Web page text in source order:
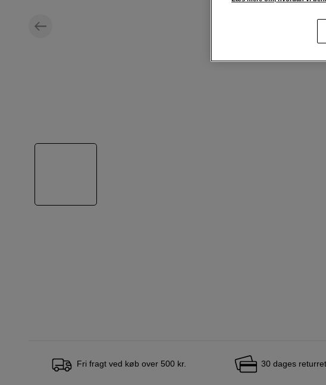
Fri fragt ved køb over 500 kr. 30 dages returret